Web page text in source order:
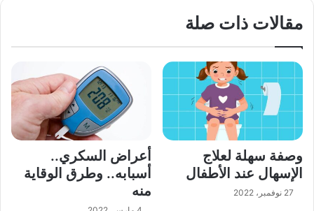
مقالات ذات صلة
وصفة سهلة لعلاج
الإسهال عند الأطفال
27 نوفمبر، 2022
أعراض السكري..
أسبابه.. وطرق الوقاية
منه